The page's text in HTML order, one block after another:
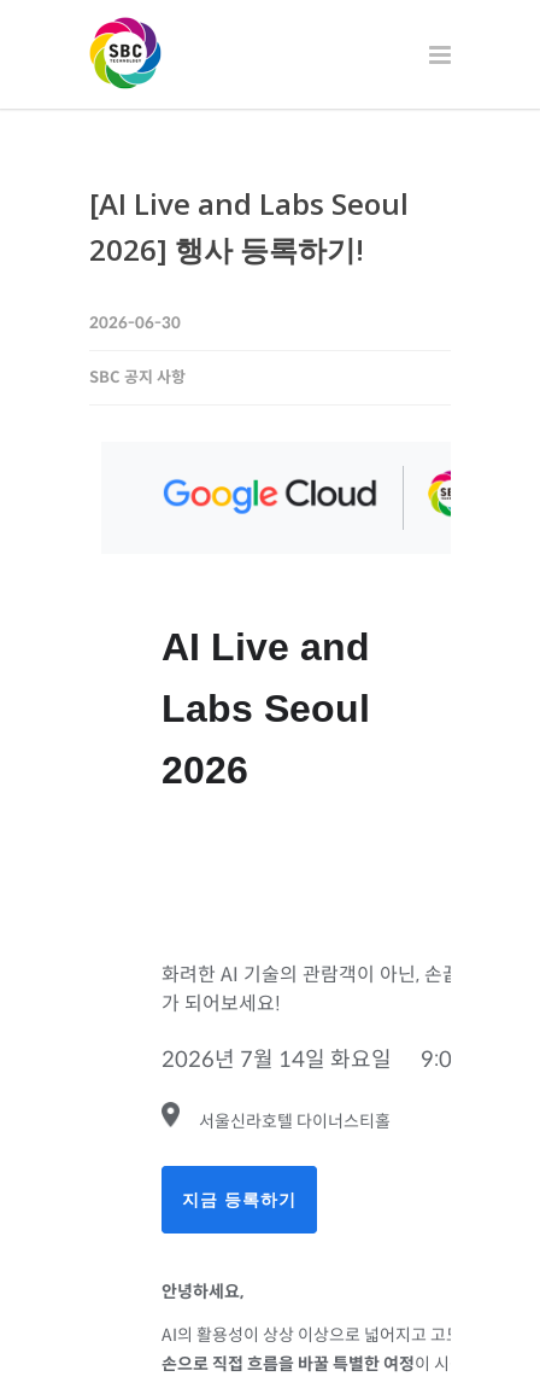
[AI Live and Labs Seoul
2026] 행사 등록하기!
2026-06-30
SBC 공지 사항
AI Live and
Labs Seoul
2026
화려한 AI 기술의 관람객이 아닌, 손끝으로 직
가 되어보세요!
2026년 7월 14일 화요일 9:00
서울신라호텔 다이너스티홀
지금 등록하기
안녕하세요,
AI의 활용성이 상상 이상으로 넓어지고 고도화되는 지
손으로 직접 흐름을 바꿀 특별한 여정이 시작됩니다.